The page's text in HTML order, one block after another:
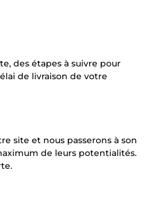
des étapes à suivre pour
de livraison de votre
site et nous passerons à son
de leurs potentialités.